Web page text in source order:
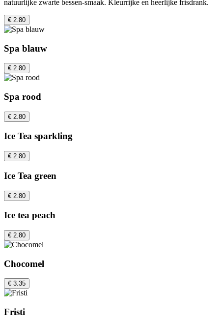
natuurlijke zwarte bessen-smaak. Kleurrijke en heerlijke frisdrank.
€ 2.80
Spa blauw
€ 2.80
Spa rood
€ 2.80
Ice Tea sparkling
€ 2.80
Ice Tea green
€ 2.80
Ice tea peach
€ 2.80
Chocomel
€ 3.35
Fristi